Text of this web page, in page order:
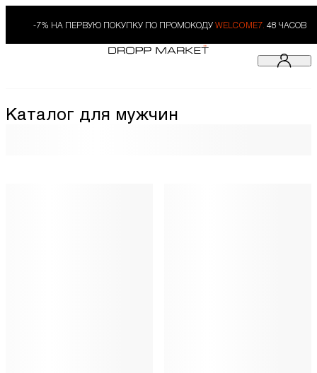
-7% НА ПЕРВУЮ ПОКУПКУ ПО ПРОМОКОДУ WELCOME7. 48 ЧАСОВ
Каталог для мужчин